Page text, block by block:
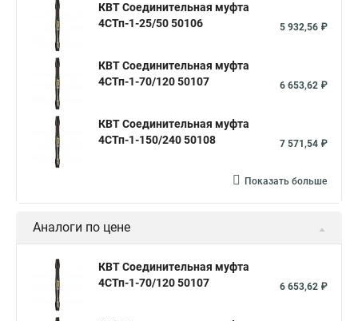
КВТ Соединительная муфта
4СТп-1-25/50 50106
5 932,56 ₽
КВТ Соединительная муфта
4СТп-1-70/120 50107
6 653,62 ₽
КВТ Соединительная муфта
4СТп-1-150/240 50108
7 571,54 ₽
Показать больше
Аналоги по цене
КВТ Соединительная муфта
4СТп-1-70/120 50107
6 653,62 ₽